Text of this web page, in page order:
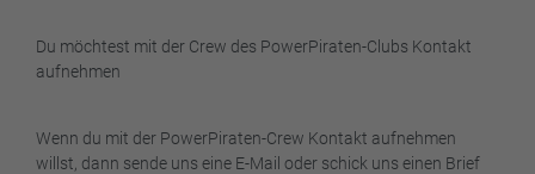
Du möchtest mit der Crew des PowerPiraten-Clubs Kontakt
aufnehmen
Wenn du mit der PowerPiraten-Crew Kontakt aufnehmen
willst, dann sende uns eine E-Mail oder schick uns einen Brief